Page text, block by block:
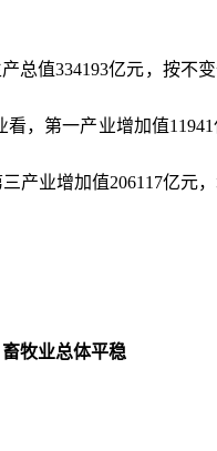
总值334193亿元，按不
看，第一产业增加值11941
三产业增加值206117亿元
牧业总体平稳